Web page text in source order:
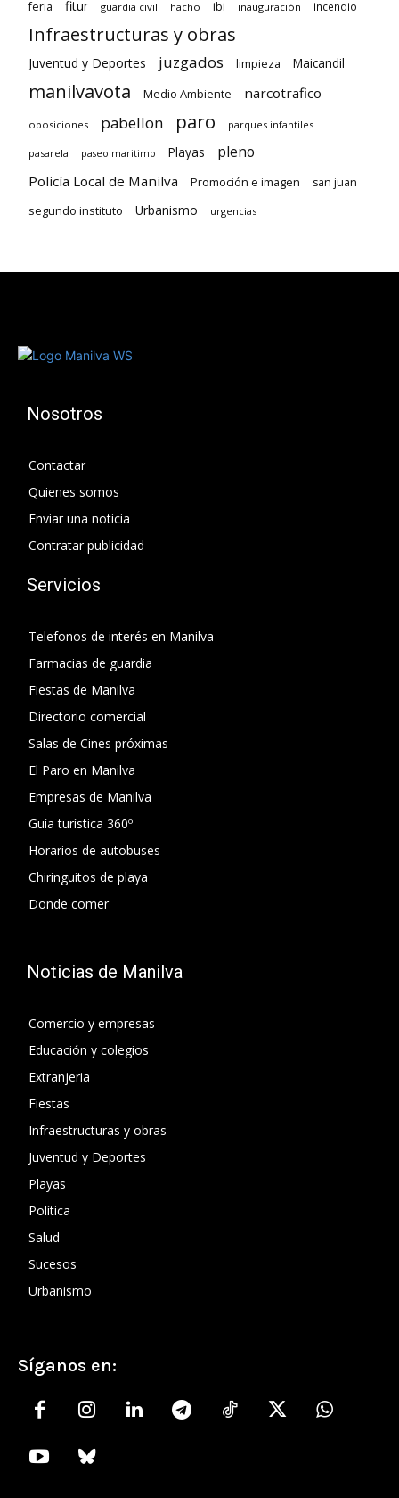
feria fitur guardia civil hacho ibi inauguración incendio
Infraestructuras y obras
Juventud y Deportes juzgados limpieza Maicandil
manilvavota Medio Ambiente narcotrafico
oposiciones pabellon paro parques infantiles
pasarela paseo maritimo Playas pleno
Policía Local de Manilva Promoción e imagen san juan
segundo instituto Urbanismo urgencias
Nosotros
Contactar
Quienes somos
Enviar una noticia
Contratar publicidad
Servicios
Telefonos de interés en Manilva
Farmacias de guardia
Fiestas de Manilva
Directorio comercial
Salas de Cines próximas
El Paro en Manilva
Empresas de Manilva
Guía turística 360º
Horarios de autobuses
Chiringuitos de playa
Donde comer
Noticias de Manilva
Comercio y empresas
Educación y colegios
Extranjeria
Fiestas
Infraestructuras y obras
Juventud y Deportes
Playas
Política
Salud
Sucesos
Urbanismo
Síganos en: